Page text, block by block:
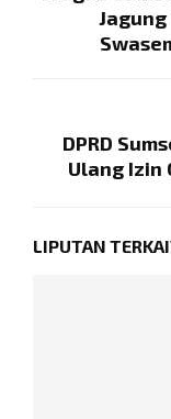
DPRD
Ulang Izin
LIPUTAN